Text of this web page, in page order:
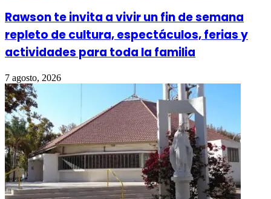
Rawson te invita a vivir un fin de semana
repleto de cultura, espectáculos, ferias y
actividades para toda la familia
7 agosto, 2026